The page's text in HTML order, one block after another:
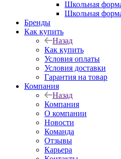
Школьная
Школьная
Бренды
Как купить
Назад
Как купить
Условия оплаты
Условия доставки
Гарантия на товар
Компания
Назад
Компания
О компании
Новости
Команда
Отзывы
Карьера